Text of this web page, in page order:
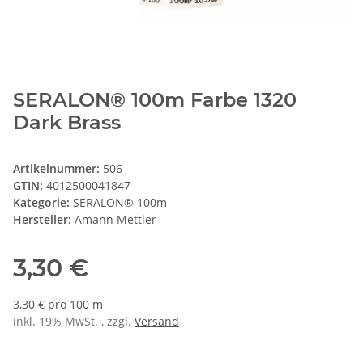
SERALON® 100m Farbe 1320
Dark Brass
Artikelnummer: 506
GTIN: 4012500041847
Kategorie: SERALON® 100m
Hersteller: Amann Mettler
3,30 €
3,30 € pro 100 m
inkl. 19% MwSt. , zzgl. Versand